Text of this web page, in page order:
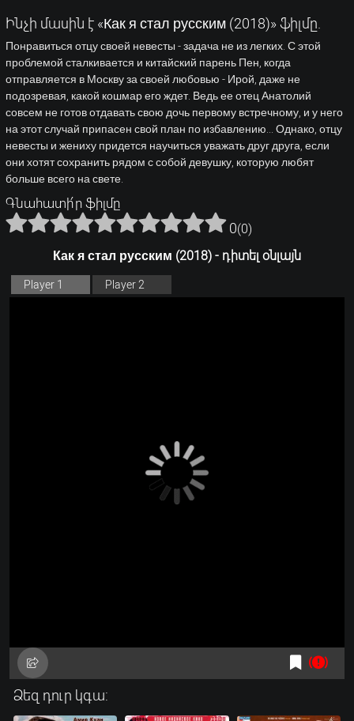
Ինչի մասին է «Как я стал русским (2018)» ֆիլմը.
Понравиться отцу своей невесты - задача не из легких. С этой
проблемой сталкивается и китайский парень Пен, когда
отправляется в Москву за своей любовью - Ирой, даже не
подозревая, какой кошмар его ждет. Ведь ее отец Анатолий
совсем не готов отдавать свою дочь первому встречному, и у него
на этот случай припасен свой план по избавлению... Однако, отцу
невесты и жениху придется научиться уважать друг друга, если
они хотят сохранить рядом с собой девушку, которую любят
больше всего на свете.
Գնահատի՛ր ֆիլմը
0(0)
Как я стал русским (2018) - դիտել օնլայն
Player 1 Player 2
Ձեզ դուր կգա: